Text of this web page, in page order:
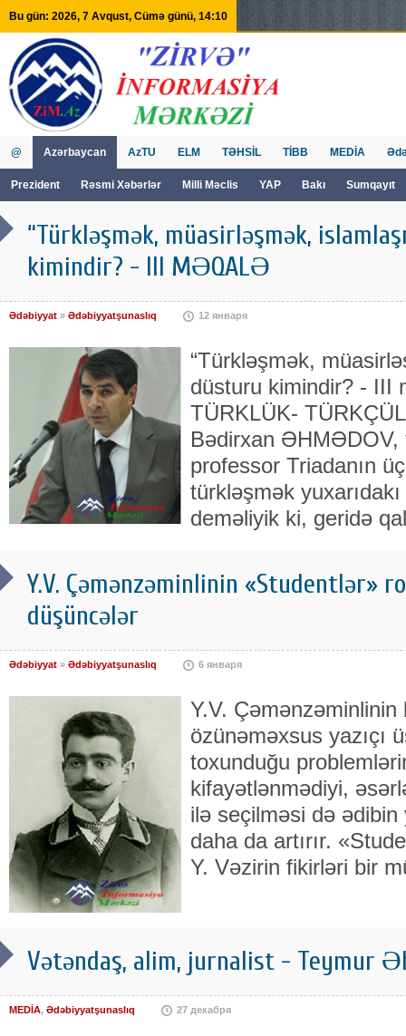
Bu gün: 2026, 7 Avqust, Cümə günü, 14:10
@ Azərbaycan
Prezident Rəsmi Xəbərlər Milli Məclis YAP Bakı Sumqayıt
AzTU ELM TƏHSİL TİBB MEDİA
“Türkləşmək, müasirləşmək,
kimindir? - III MƏQALƏ
Ədəbiyyat » Ədəbiyyatşunaslıq 12 января
“Türkləşmək,
düsturu kimindir? - III
TÜRKLÜK-
Bədirxan ƏHMƏDOV,
professor Triadanın
türkləşmək
deməliyik ki, geridə
Y.V. Çəmənzəminlinin «Studentlər»
düşüncələr
Ədəbiyyat » Ədəbiyyatşunaslıq 6 января
Y.V.
özünəməxsus yazıçı
toxunduğu
kifayətlənmədiyi,
ilə seçilməsi də ədibin
daha da artırır.
Y. Vəzirin fikirləri bir
Vətəndaş, alim, jurnalist - Teymur
MEDİA, Ədəbiyyatşunaslıq 27 декабря